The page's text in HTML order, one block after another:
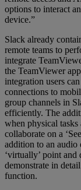
options to interact
device.”
Slack already
remote teams to
integrate
the TeamViewer
integration users
connections to
group channels in
efficiently. The
when physical tasks
collaborate on a
addition to an audio
‘virtually’ point
demonstrate in
function.